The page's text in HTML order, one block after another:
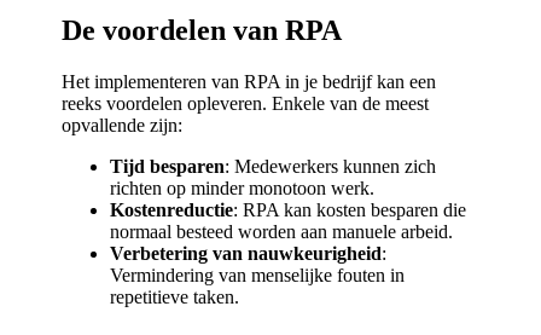
De voordelen van RPA
Het implementeren van RPA in je bedrijf kan een
reeks voordelen opleveren. Enkele van de meest
opvallende zijn:
Tijd besparen: Medewerkers kunnen zich
richten op minder monotoon werk.
Kostenreductie: RPA kan kosten besparen die
normaal besteed worden aan manuele arbeid.
Verbetering van nauwkeurigheid:
Vermindering van menselijke fouten in
repetitieve taken.